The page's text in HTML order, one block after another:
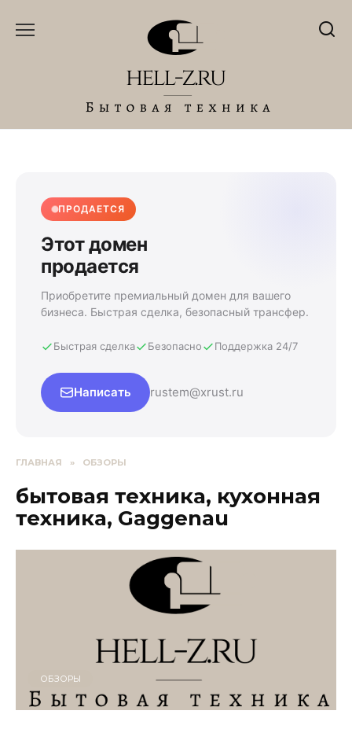
ПРОДАЕТСЯ
Этот домен
продается
Приобретите премиальный домен для вашего
бизнеса. Быстрая сделка, безопасный трансфер.
Быстрая сделка Безопасно Поддержка 24/7
Написать rustem@xrust.ru
ГЛАВНАЯ » ОБЗОРЫ
бытовая техника, кухонная
техника, Gaggenau
ОБЗОРЫ